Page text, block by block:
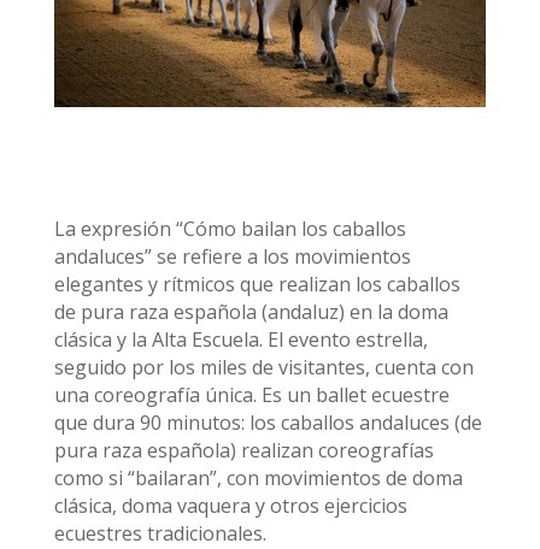
La expresión “Cómo bailan los caballos
andaluces” se refiere a los movimientos
elegantes y rítmicos que realizan los caballos
de pura raza española (andaluz) en la doma
clásica y la Alta Escuela. El evento estrella,
seguido por los miles de visitantes, cuenta con
una coreografía única. Es un ballet ecuestre
que dura 90 minutos: los caballos andaluces (de
pura raza española) realizan coreografías
como si “bailaran”, con movimientos de doma
clásica, doma vaquera y otros ejercicios
ecuestres tradicionales.